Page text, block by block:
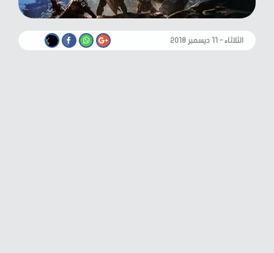
الثلاثاء - ١١ ديسمبر ٢٠١٨